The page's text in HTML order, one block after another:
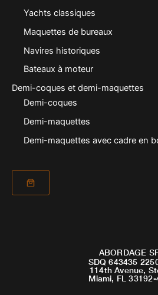
Yachts classiques
Maquettes de bureaux
Navires historiques
Bateaux à moteur
Demi-coques et demi-maquettes
Demi-coques
Demi-maquettes
Demi-maquettes avec cadre en
ABORDAGE
SDQ 643435
114th Avenue,
Miami, FL 33192-